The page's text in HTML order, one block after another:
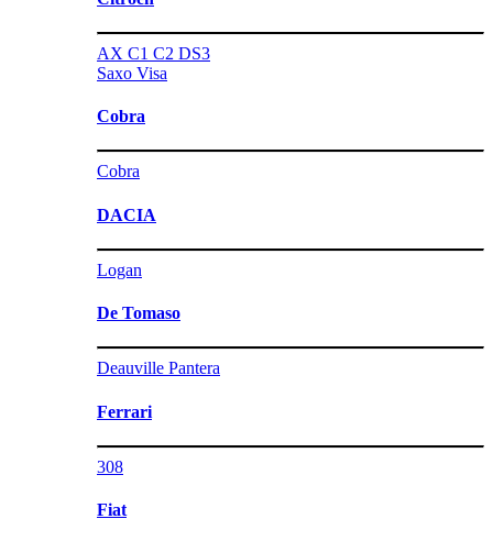
AX C1 C2 DS3
Saxo Visa
Cobra
Cobra
DACIA
Logan
De Tomaso
Deauville Pantera
Ferrari
308
Fiat